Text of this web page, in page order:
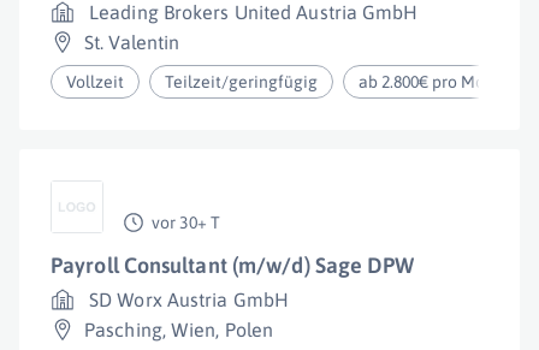
Leading Brokers United Austria GmbH
St. Valentin
Vollzeit Teilzeit/geringfügig ab 2.800€ pro Monat
vor 30+ T
Payroll Consultant (m/w/d) Sage DPW
SD Worx Austria GmbH
Pasching,Wien, Polen